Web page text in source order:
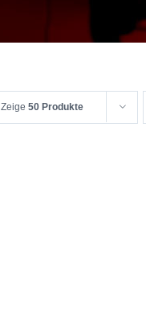
Zeige 50 Produkte